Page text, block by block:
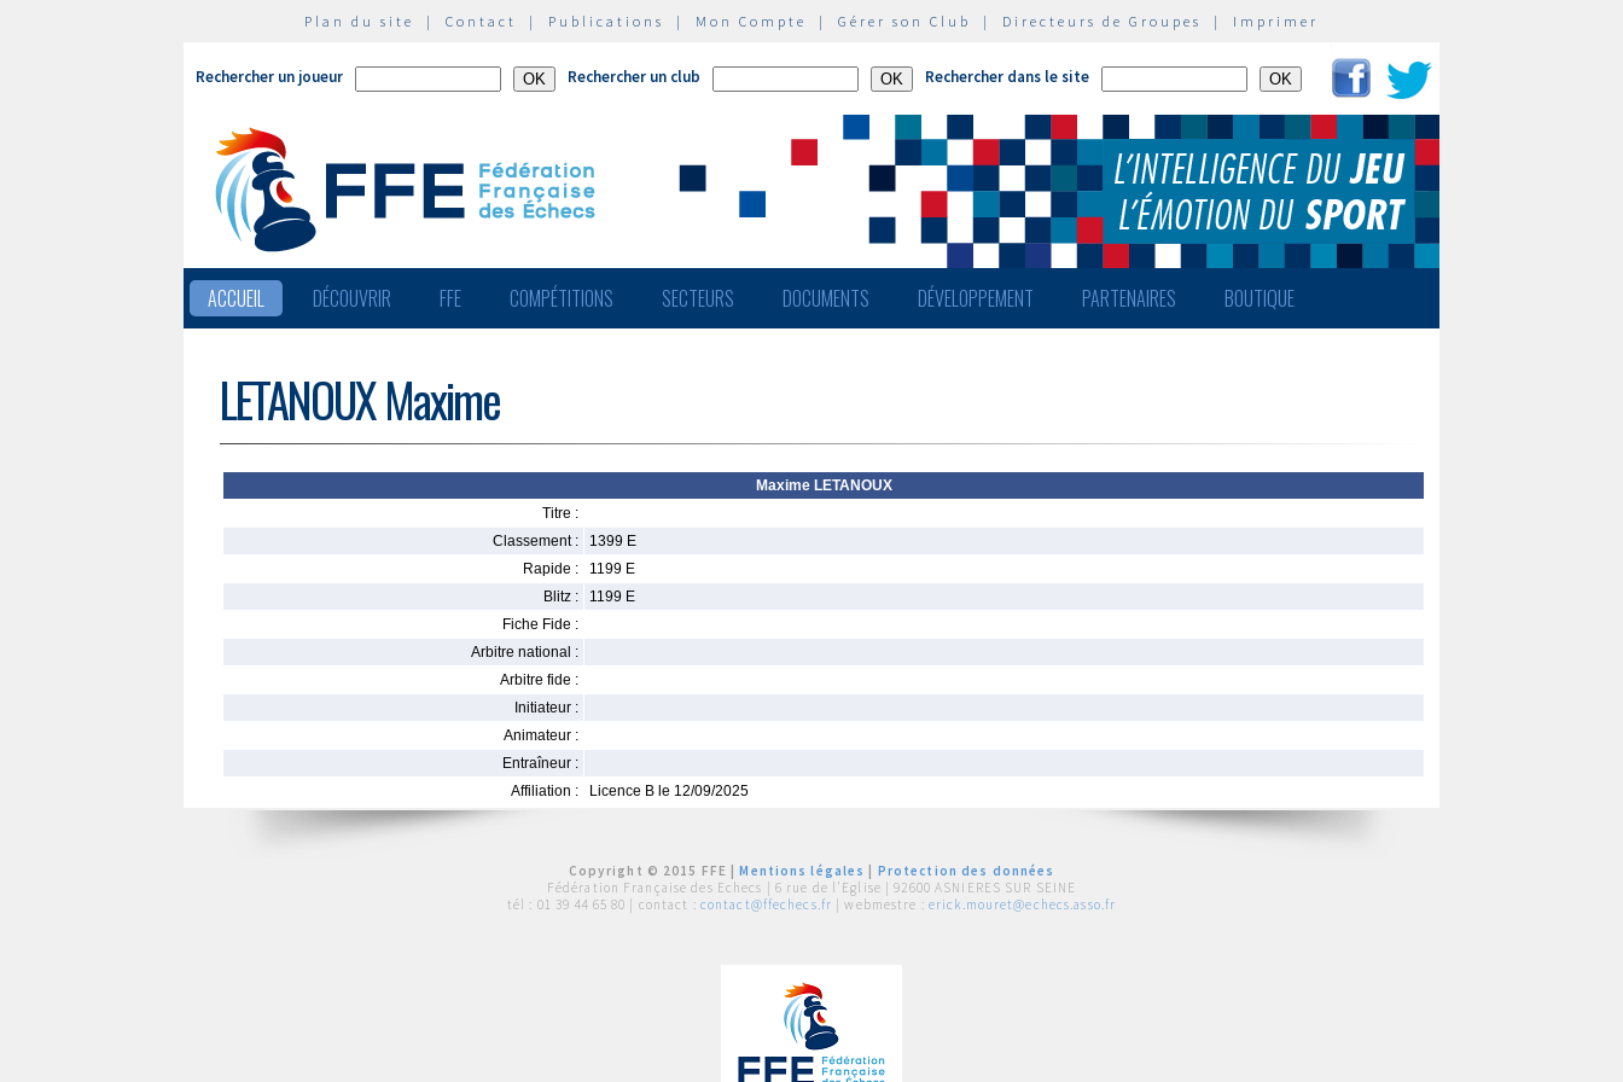
Plan du site | Contact | Publications | Mon Compte | Gérer son Club | Directeurs de Groupes | Imprimer
Rechercher un joueur Rechercher un club Rechercher dans le site
ACCUEIL DÉCOUVRIR FFE COMPÉTITIONS SECTEURS DOCUMENTS DÉVELOPPEMENT PARTENAIRES BOUTIQUE
LETANOUX Maxime
Maxime LETANOUX
Titre :
Classement :
1399 E
Rapide :
1199 E
Blitz :
1199 E
Fiche Fide :
Arbitre national :
Arbitre fide :
Initiateur :
Animateur :
Entraîneur :
Affiliation :
Licence B le 12/09/2025
Copyright © 2015 FFE |Mentions légales
Protection des données
Fédération Française des Echecs | 6 rue de l'Eglise | 92600 ASNIERES SUR SEINE
tél : 01 39 44 65 80 | contact : contact@ffechecs.fr | webmestre : erick.mouret@echecs.asso.fr